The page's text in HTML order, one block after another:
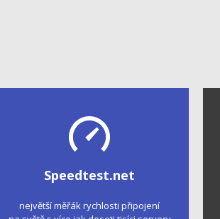
Speedtest.net
největší měřák rychlosti připojení